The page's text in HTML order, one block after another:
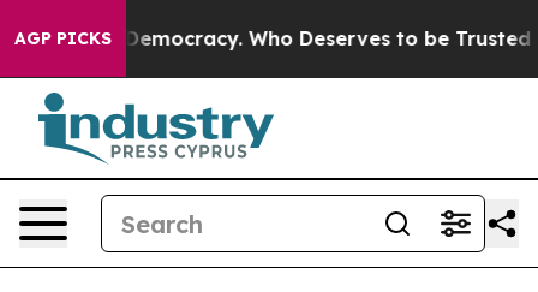
AGP PICKS
Democracy. Who Deserves to be Trusted With